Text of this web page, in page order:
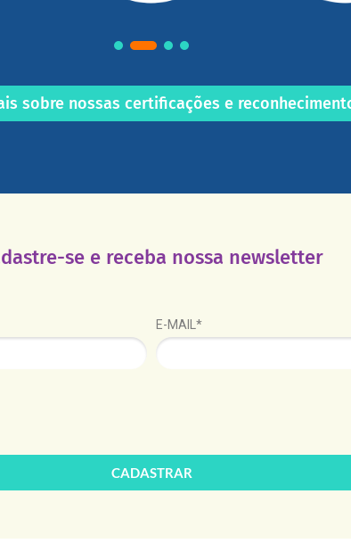
sobre nossas certificações e
se e receba nossa newsletter
E-MAIL*
CADASTRAR